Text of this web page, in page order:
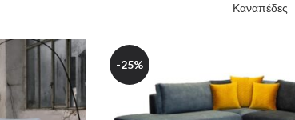
Καναπέδες
-25%